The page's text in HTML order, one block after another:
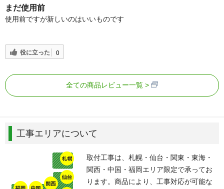
まだ使用前
使用前ですが新しいのはいいものです
役に立った 0
全ての商品レビュー一覧
工事エリアについて
取付工事は、札幌・仙台・関東・東海・
関西・中国・福岡エリア限定で承ってお
ります。商品により、工事対応が可能な